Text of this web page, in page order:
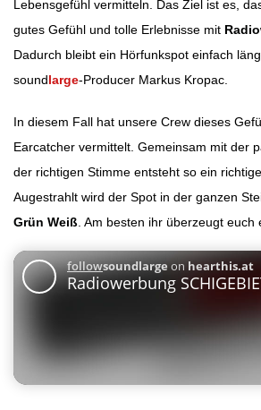
Lebensgefühl vermitteln. Das Ziel ist es,
gutes Gefühl und tolle Erlebnisse mit
Dadurch bleibt ein Hörfunkspot einfach
soundlarge-Producer Markus Kropac.
In diesem Fall hat unsere Crew dieses
Earcatcher vermittelt. Gemeinsam mit der
der richtigen Stimme entsteht so ein
Augestrahlt wird der Spot in der ganzen
Grün Weiß . Am besten ihr überzeugt